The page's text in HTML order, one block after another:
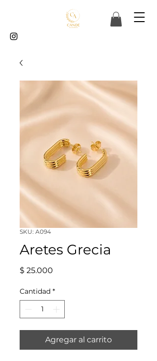
SKU: A094
Aretes Grecia
$ 25.000
Cantidad *
Agregar al carrito